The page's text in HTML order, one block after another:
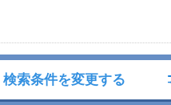
検索条件を変更する